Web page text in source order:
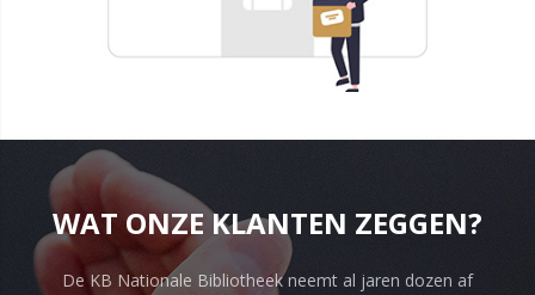
WAT ONZE KLANTEN ZEGGEN?
De KB Nationale Bibliotheek neemt al jaren dozen af